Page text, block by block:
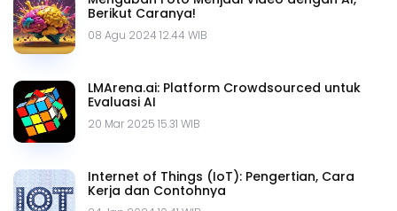
Berikut Caranya!
08 Agu 2024 12.44 WIB
LMArena.ai: Platform Crowdsourced untuk
Evaluasi AI
20 Mar 2025 15.31 WIB
Internet of Things (IoT): Pengertian, Cara
Kerja dan Contohnya